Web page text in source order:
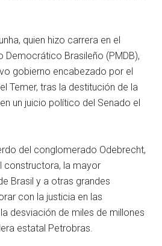
quien hizo carrera en el
Democrático Brasileño (PMDB),
gobierno encabezado por el
Temer, tras la destitución de la
un juicio político del Senado el
del conglomerado Odebrecht,
constructora, la mayor
Brasil y a otras grandes
con la justicia en las
desviación de miles de millones
estatal Petrobras.